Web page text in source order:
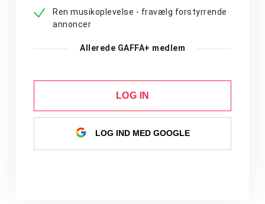
Ren musikoplevelse - fravælg forstyrrende
annoncer
Allerede GAFFA+ medlem
LOG IN
LOG IND MED GOOGLE